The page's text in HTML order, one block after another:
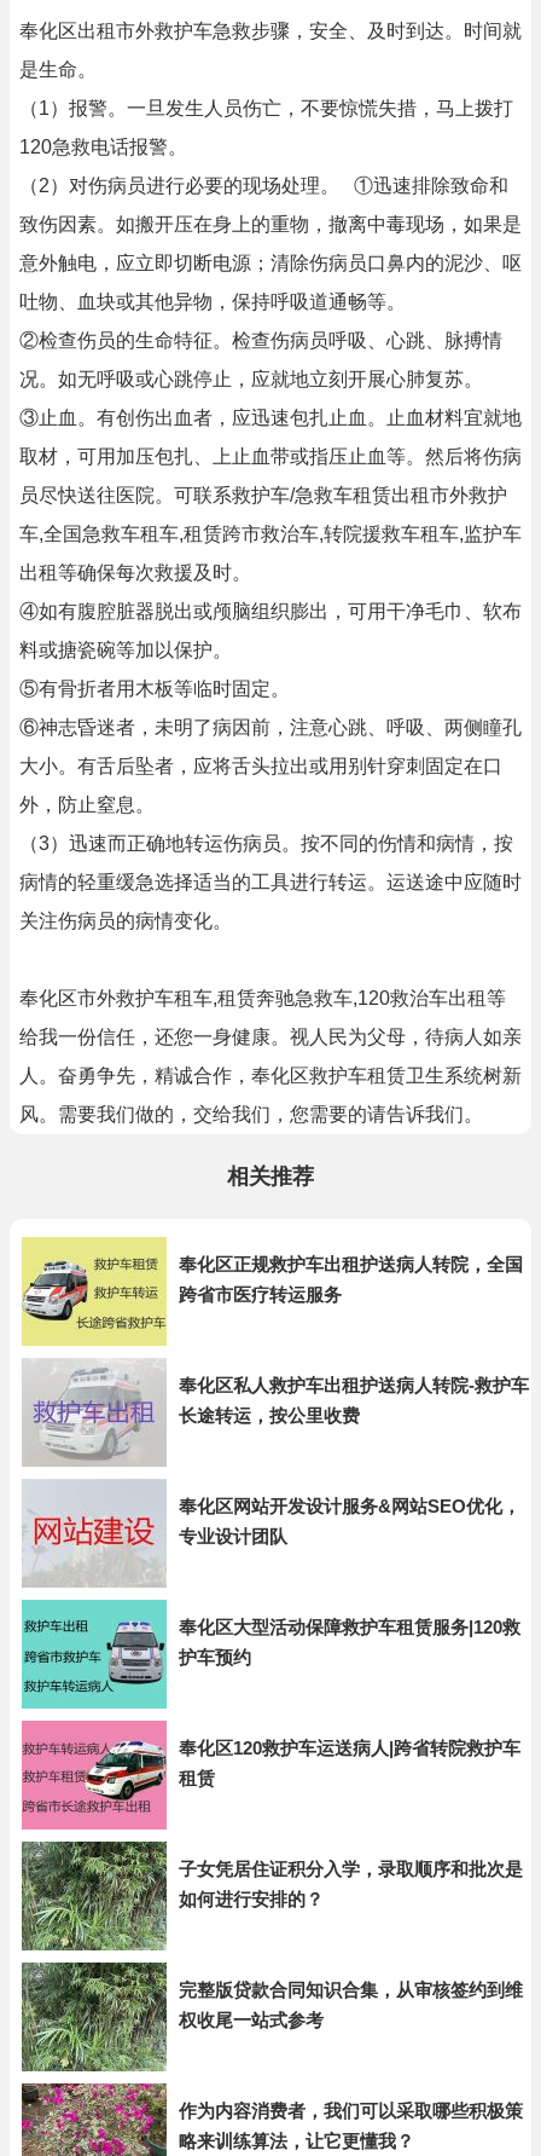
奉化区出租市外救护车急救步骤，安全、及时到达。时间就
是生命。
（1）报警。一旦发生人员伤亡，不要惊慌失措，马上拨打
120急救电话报警。
（2）对伤病员进行必要的现场处理。 ①迅速排除致命和
致伤因素。如搬开压在身上的重物，撤离中毒现场，如果是
意外触电，应立即切断电源；清除伤病员口鼻内的泥沙、呕
吐物、血块或其他异物，保持呼吸道通畅等。
②检查伤员的生命特征。检查伤病员呼吸、心跳、脉搏情
况。如无呼吸或心跳停止，应就地立刻开展心肺复苏。
③止血。有创伤出血者，应迅速包扎止血。止血材料宜就地
取材，可用加压包扎、上止血带或指压止血等。然后将伤病
员尽快送往医院。可联系救护车/急救车租赁出租市外救护
车,全国急救车租车,租赁跨市救治车,转院援救车租车,监护车
出租等确保每次救援及时。
④如有腹腔脏器脱出或颅脑组织膨出，可用干净毛巾、软布
料或搪瓷碗等加以保护。
⑤有骨折者用木板等临时固定。
⑥神志昏迷者，未明了病因前，注意心跳、呼吸、两侧瞳孔
大小。有舌后坠者，应将舌头拉出或用别针穿刺固定在口
外，防止窒息。
（3）迅速而正确地转运伤病员。按不同的伤情和病情，按
病情的轻重缓急选择适当的工具进行转运。运送途中应随时
关注伤病员的病情变化。
奉化区市外救护车租车,租赁奔驰急救车,120救治车出租等
给我一份信任，还您一身健康。视人民为父母，待病人如亲
人。奋勇争先，精诚合作，奉化区救护车租赁卫生系统树新
风。需要我们做的，交给我们，您需要的请告诉我们。
相关推荐
奉化区正规救护车出租护送病人转院，全国
跨省市医疗转运服务
奉化区私人救护车出租护送病人转院-救护车
长途转运，按公里收费
奉化区网站开发设计服务&网站SEO优化，
专业设计团队
奉化区大型活动保障救护车租赁服务|120救
护车预约
奉化区120救护车运送病人|跨省转院救护车
租赁
子女凭居住证积分入学，录取顺序和批次是
如何进行安排的？
完整版贷款合同知识合集，从审核签约到维
权收尾一站式参考
作为内容消费者，我们可以采取哪些积极策
略来训练算法，让它更懂我？